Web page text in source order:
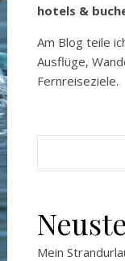
hotels &
Am Blog teile
Ausflüge,
Fernreiseziele.
Mein